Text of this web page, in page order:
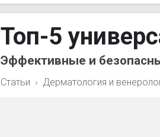
Топ-5
Эффективные и
Статьи Дерматология и